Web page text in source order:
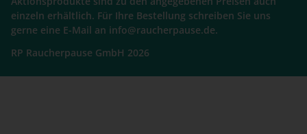
einzeln erhältlich. Für Ihre Bestellung schreiben Sie uns
gerne eine E-Mail an info@raucherpause.de.
RP Raucherpause GmbH 2026